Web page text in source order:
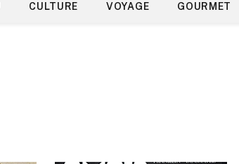
CULTURE VOYAGE GOURMET